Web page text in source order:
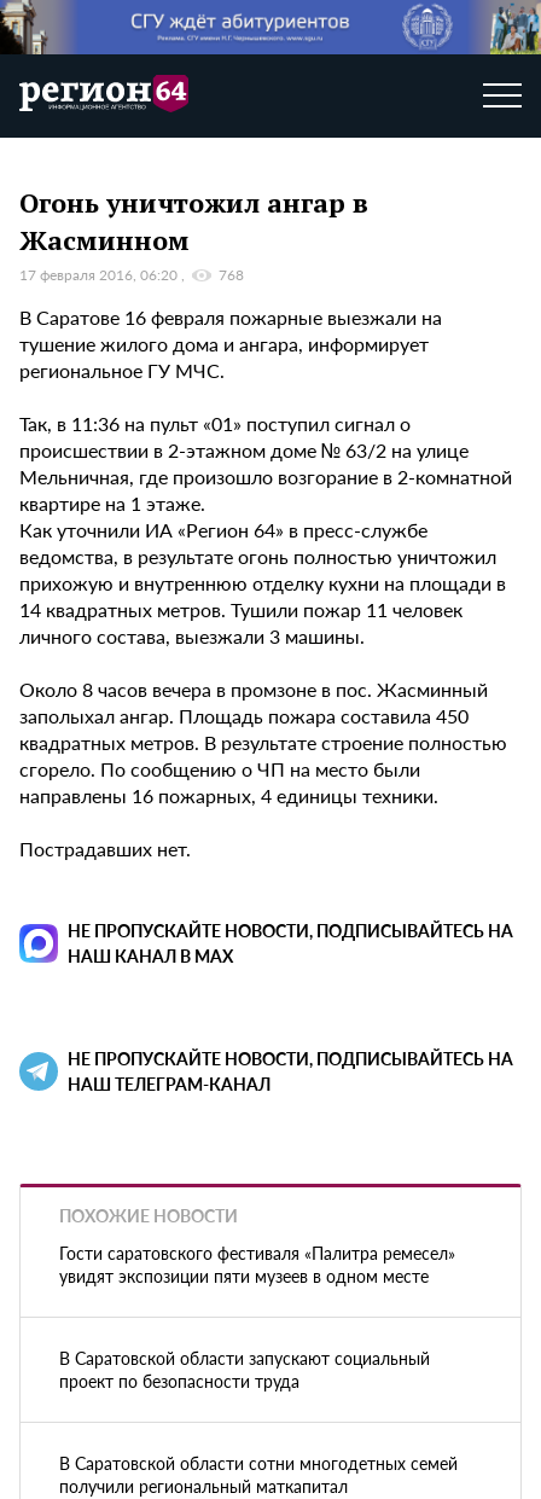
Огонь уничтожил ангар в
Жасминном
17 февраля 2016, 06:20 768
В Саратове 16 февраля пожарные выезжали на
тушение жилого дома и ангара, информирует
региональное ГУ МЧС.
Так, в 11:36 на пульт «01» поступил сигнал о
происшествии в 2-этажном доме № 63/2 на улице
Мельничная, где произошло возгорание в 2-комнатной
квартире на 1 этаже.
Как уточнили ИА «Регион 64» в пресс-службе
ведомства, в результате огонь полностью уничтожил
прихожую и внутреннюю отделку кухни на площади в
14 квадратных метров. Тушили пожар 11 человек
личного состава, выезжали 3 машины.
Около 8 часов вечера в промзоне в пос. Жасминный
заполыхал ангар. Площадь пожара составила 450
квадратных метров. В результате строение полностью
сгорело. По сообщению о ЧП на место были
направлены 16 пожарных, 4 единицы техники.
Пострадавших нет.
НЕ ПРОПУСКАЙТЕ НОВОСТИ, ПОДПИСЫВАЙТЕСЬ НА
НАШ КАНАЛ В MAX
НЕ ПРОПУСКАЙТЕ НОВОСТИ, ПОДПИСЫВАЙТЕСЬ НА
НАШ ТЕЛЕГРАМ-КАНАЛ
ПОХОЖИЕ НОВОСТИ
Гости саратовского фестиваля «Палитра ремесел»
увидят экспозиции пяти музеев в одном месте
В Саратовской области запускают социальный
проект по безопасности труда
В Саратовской области сотни многодетных семей
получили региональный маткапитал